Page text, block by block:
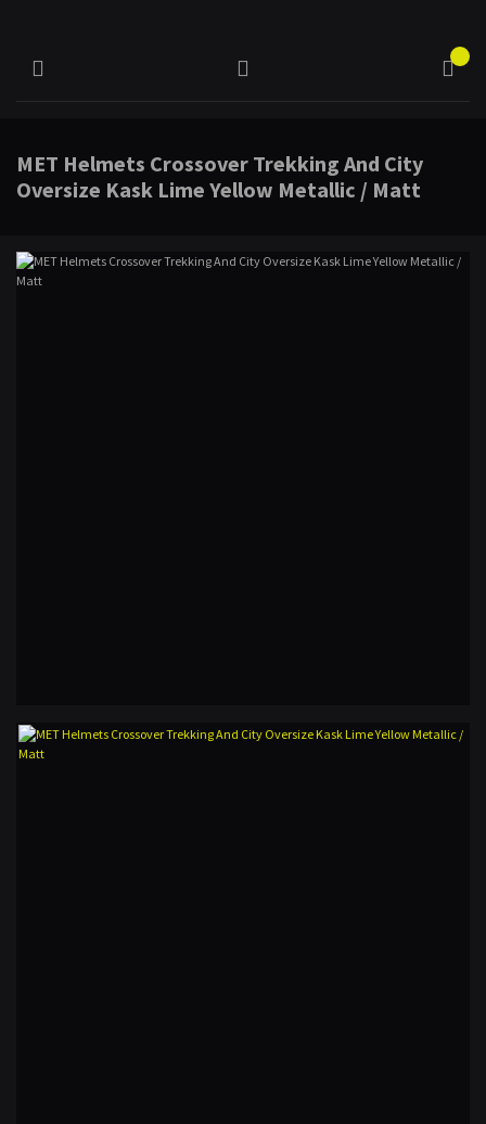
MET Helmets Crossover Trekking And City
Oversize Kask Lime Yellow Metallic / Matt